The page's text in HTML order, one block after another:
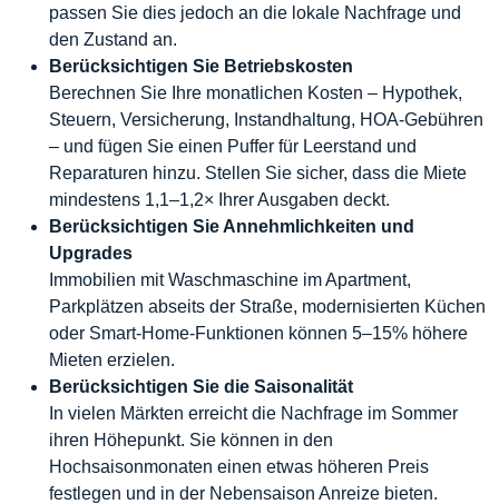
passen Sie dies jedoch an die lokale Nachfrage und
den Zustand an.
Berücksichtigen Sie Betriebskosten
Berechnen Sie Ihre monatlichen Kosten – Hypothek,
Steuern, Versicherung, Instandhaltung, HOA-Gebühren
– und fügen Sie einen Puffer für Leerstand und
Reparaturen hinzu. Stellen Sie sicher, dass die Miete
mindestens 1,1–1,2× Ihrer Ausgaben deckt.
Berücksichtigen Sie Annehmlichkeiten und
Upgrades
Immobilien mit Waschmaschine im Apartment,
Parkplätzen abseits der Straße, modernisierten Küchen
oder Smart-Home-Funktionen können 5–15% höhere
Mieten erzielen.
Berücksichtigen Sie die Saisonalität
In vielen Märkten erreicht die Nachfrage im Sommer
ihren Höhepunkt. Sie können in den
Hochsaisonmonaten einen etwas höheren Preis
festlegen und in der Nebensaison Anreize bieten.